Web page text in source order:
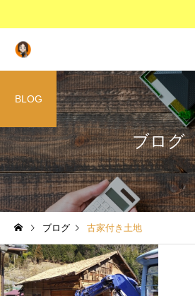
ブログ
BLOG
ブログ 古家付き土地